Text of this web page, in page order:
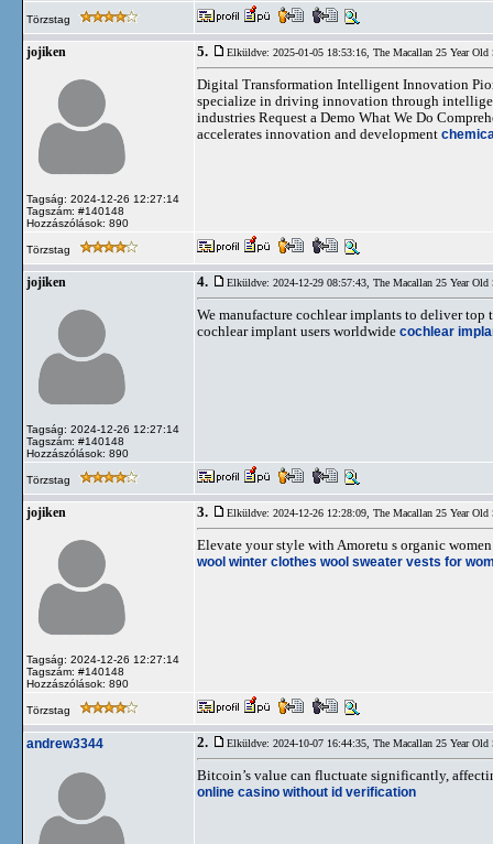
Törzstag
jojiken
Tagság: 2024-12-26 12:27:14
Tagszám: #140148
Hozzászólások: 890
5. Elküldve: 2025-01-05 18:53:16, The Macallan 25 Year
Digital Transformation Intelligent Innovation
specialize in driving innovation through
industries Request a Demo What We Do
accelerates innovation and development
Törzstag
jojiken
Tagság: 2024-12-26 12:27:14
Tagszám: #140148
Hozzászólások: 890
4. Elküldve: 2024-12-29 08:57:43, The Macallan 25 Year
We manufacture cochlear implants to deliver
cochlear implant users worldwide cochlear
Törzstag
jojiken
Tagság: 2024-12-26 12:27:14
Tagszám: #140148
Hozzászólások: 890
3. Elküldve: 2024-12-26 12:28:09, The Macallan 25 Year
Elevate your style with Amoretu s organic
wool winter clothes wool sweater vests for
Törzstag
andrew3344 2. Elküldve: 2024-10-07 16:44:35, The Macallan 25 Year
Bitcoin’s value can fluctuate significantly,
online casino without id verification